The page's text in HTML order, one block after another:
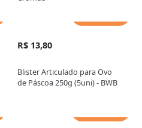
R$ 13,80
Blister Articulado para Ovo
de Páscoa 250g (5uni) - BWB